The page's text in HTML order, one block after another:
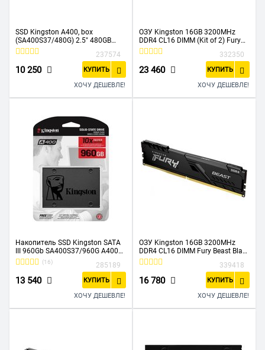
SSD Kingston A400, box
(SA400S37/480G) 2.5" 480GB
Sata3 (7 mm, Phison PS3111-S11,
R/W: up to 500/450MB/s)237574
10 250 КУПИТЬ
ХОЧУ ДЕШЕВЛЕ!
ОЗУ Kingston 16GB 3200MHz
DDR4 CL16 DIMM (Kit of 2) Fury
Beast Black KF432C16BBK2/16
332350
23 460 КУПИТЬ
ХОЧУ ДЕШЕВЛЕ!
Накопитель SSD Kingston SATA
III 960Gb SA400S37/960G A400
2.5"
(16) 285189
13 540 КУПИТЬ
ХОЧУ ДЕШЕВЛЕ!
ОЗУ Kingston 16GB 3200MHz
DDR4 CL16 DIMM Fury Beast Black
KF432C16BB1/16
339418
16 780 КУПИТЬ
ХОЧУ ДЕШЕВЛЕ!